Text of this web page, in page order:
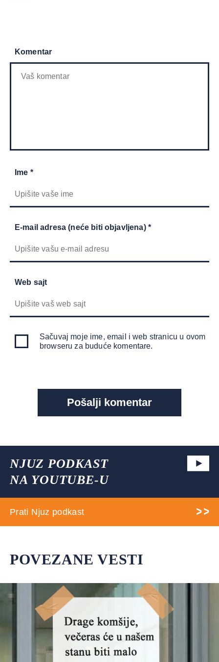
Komentar
Ime *
E-mail adresa (neće biti objavljena) *
Web sajt
Sačuvaj moje ime, email i web stranicu u ovom
browseru za buduće komentare.
NJUZ PODKAST
NA YOUTUBE-U
Prati Njuz podkast
POVEZANE VESTI